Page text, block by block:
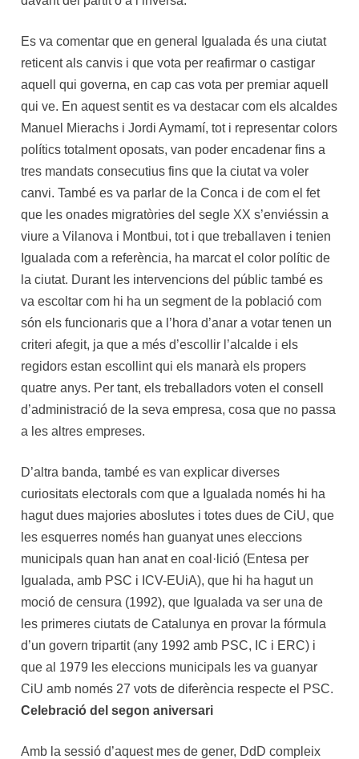
Es va comentar que en general Igualada és una ciutat
reticent als canvis i que vota per reafirmar o castigar
aquell qui governa, en cap cas vota per premiar aquell
qui ve. En aquest sentit es va destacar com els alcaldes
Manuel Mierachs i Jordi Aymamí, tot i representar colors
polítics totalment oposats, van poder encadenar fins a
tres mandats consecutius fins que la ciutat va voler
canvi. També es va parlar de la Conca i de com el fet
que les onades migratòries del segle XX s’enviéssin a
viure a Vilanova i Montbui, tot i que treballaven i tenien
Igualada com a referència, ha marcat el color polític de
la ciutat. Durant les intervencions del públic també es
va escoltar com hi ha un segment de la població com
són els funcionaris que a l’hora d’anar a votar tenen un
criteri afegit, ja que a més d’escollir l’alcalde i els
regidors estan escollint qui els manarà els propers
quatre anys. Per tant, els treballadors voten el consell
d’administració de la seva empresa, cosa que no passa
a les altres empreses.
D’altra banda, també es van explicar diverses
curiositats electorals com que a Igualada només hi ha
hagut dues majories aboslutes i totes dues de CiU, que
les esquerres només han guanyat unes eleccions
municipals quan han anat en coal·lició (Entesa per
Igualada, amb PSC i ICV-EUiA), que hi ha hagut un
moció de censura (1992), que Igualada va ser una de
les primeres ciutats de Catalunya en provar la fórmula
d’un govern tripartit (any 1992 amb PSC, IC i ERC) i
que al 1979 les eleccions municipals les va guanyar
CiU amb només 27 vots de diferència respecte el PSC.
Celebració del segon aniversari
Amb la sessió d’aquest mes de gener, DdD compleix